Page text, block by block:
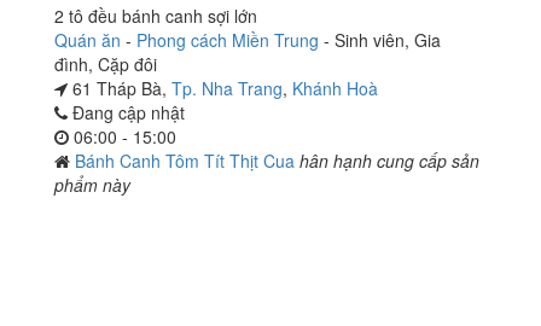
2 tô đều bánh canh sợi lớn
Quán ăn - Phong cách Miền Trung - Sinh viên, Gia
đình, Cặp đôi
61 Tháp Bà, Tp. Nha Trang, Khánh Hoà
Đang cập nhật
06:00 - 15:00
Bánh Canh Tôm Tít Thịt Cua hân hạnh cung cấp sản
phẩm này